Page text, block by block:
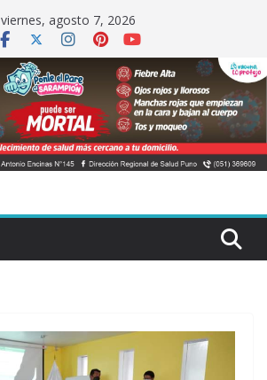
viernes, agosto 7, 2026